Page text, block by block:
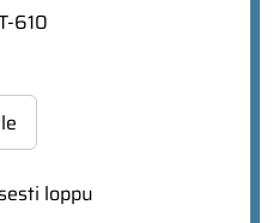
610
loppu